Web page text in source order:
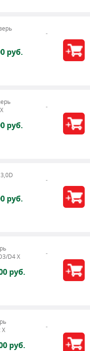
руб.
руб.
руб.
D4 Х
руб.
X
руб.